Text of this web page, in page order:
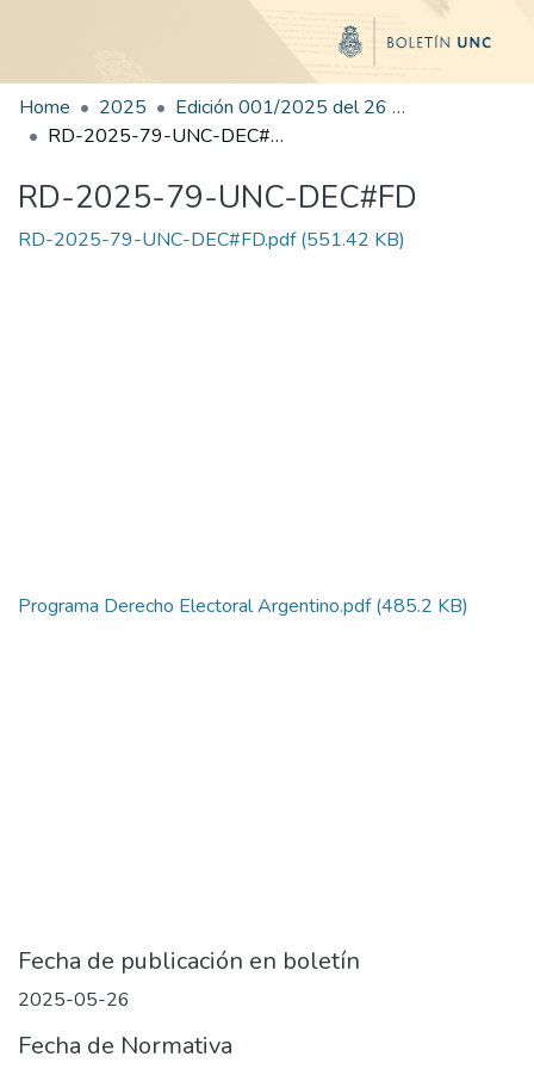
Home 2025
Edición 001/2025 del 26 de mayo de 2025
RD-2025-79-UNC-DEC#FD
RD-2025-79-UNC-DEC#FD
RD-2025-79-UNC-DEC#FD.pdf(551.42 KB)
Programa Derecho Electoral Argentino.pdf(485.2 KB)
Fecha de publicación en boletín
2025-05-26
Fecha de Normativa